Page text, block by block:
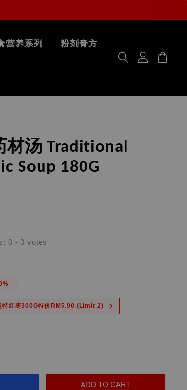
营养系列 粉剂膏方
材汤 Traditional
Soup 180G
0 -0 votes
特红枣300G特价RM5.90 (Limit 2)
ADD TO CART